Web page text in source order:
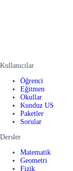
Kullanıcılar
Öğrenci
Eğitmen
Okullar
Kunduz US
Paketler
Sorular
Dersler
Matematik
Geometri
Fizik